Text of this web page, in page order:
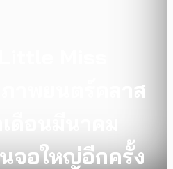
าพยนตร์คลาส
จอใหญ่อีกครั้ง